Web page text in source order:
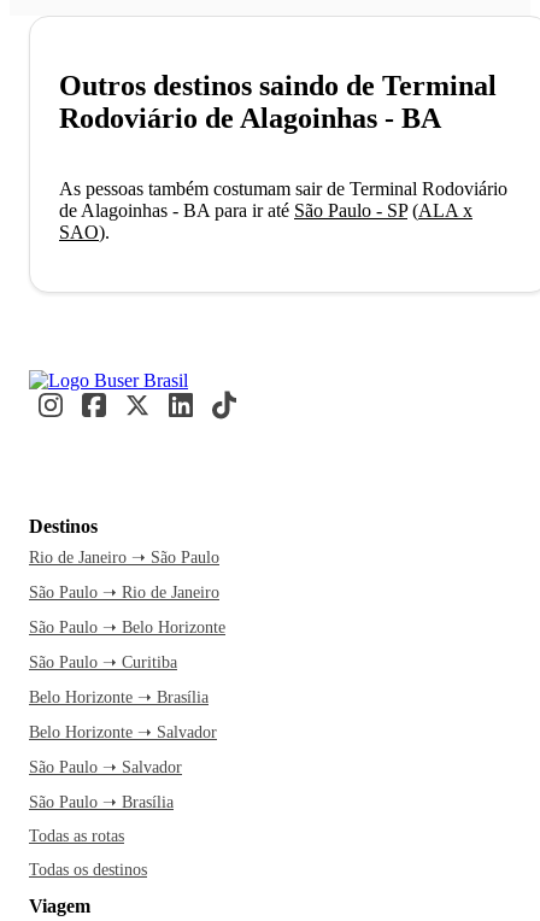
Outros destinos saindo de Terminal
Rodoviário de Alagoinhas - BA
As pessoas também costumam sair de Terminal Rodoviário
de Alagoinhas - BA para ir até São Paulo - SP(ALA x
SAO).
Destinos
Rio de Janeiro ➝ São Paulo
São Paulo ➝ Rio de Janeiro
São Paulo ➝ Belo Horizonte
São Paulo ➝ Curitiba
Belo Horizonte ➝ Brasília
Belo Horizonte ➝ Salvador
São Paulo ➝ Salvador
São Paulo ➝ Brasília
Todas as rotas
Todas os destinos
Viagem